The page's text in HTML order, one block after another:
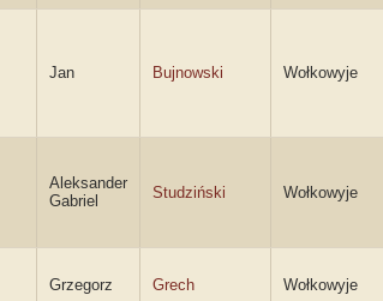
Jan Bujnowski Wołkowyje
Aleksander
Gabriel
Studziński Wołkowyje
Grzegorz Grech Wołkowyje